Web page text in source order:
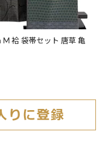
M 袷 袋帯セット 唐草 亀